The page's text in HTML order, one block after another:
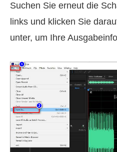
Suchen Sie erneut die
links und klicken Sie
unter, um Ihre